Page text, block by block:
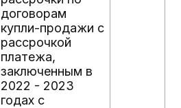
договорам
купли-продажи с
рассрочкой
платежа,
заключенным в
2022 - 2023
годах с